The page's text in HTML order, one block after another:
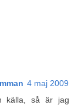
4 maj 2009
källa, så är